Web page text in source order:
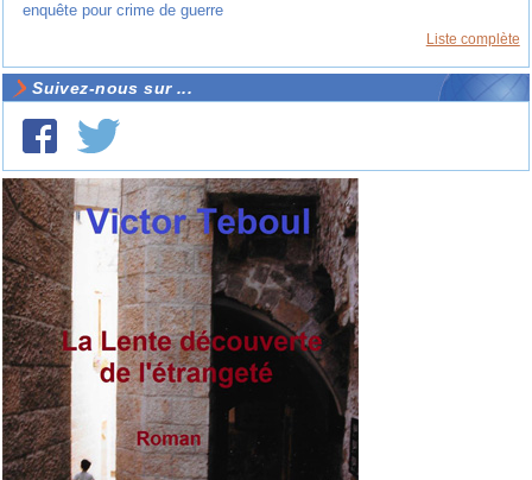
enquête pour crime de guerre
Liste complète
Suivez-nous sur ...